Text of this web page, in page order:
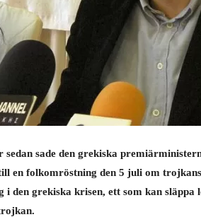
sade den grekiska
en folkomröstning den 5 juli om
den grekiska krisen, ett som kan släppa